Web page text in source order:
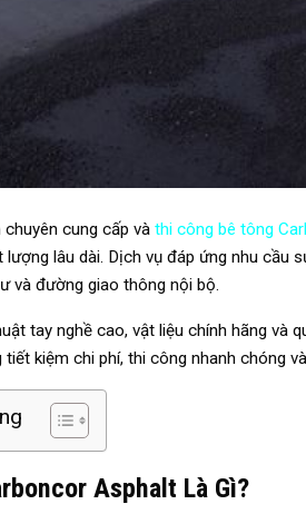
cung cấp và thi công bê tông
lâu dài. Dịch vụ đáp ứng nhu cầu
và đường giao thông nội bộ.
tay nghề cao, vật liệu chính hãng và
kiệm chi phí, thi công nhanh chóng
Asphalt Là Gì?